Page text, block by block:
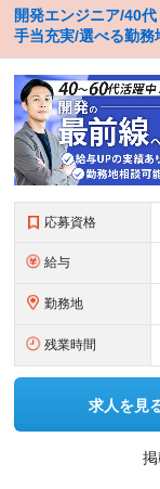
開発エンジニア/40
手当充実/選べる勤務
応募資格
給与
勤務地
残業時間
求人を見
掲